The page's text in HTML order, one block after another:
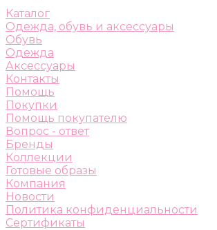
Каталог
Одежда, обувь и аксессуары
Обувь
Одежда
Аксессуары
Контакты
Помощь
Покупки
Помощь покупателю
Вопрос - ответ
Бренды
Коллекции
Готовые образы
Компания
Новости
Политика конфиденциальности
Сертификаты